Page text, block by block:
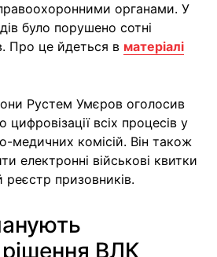
органами. У
було порушено сотні
Про це йдеться в матеріалі
Рустем Умєров оголосив
всіх процесів у
медичних комісій. Він також
електронні військові квитки
призовників.
рішення ВЛК